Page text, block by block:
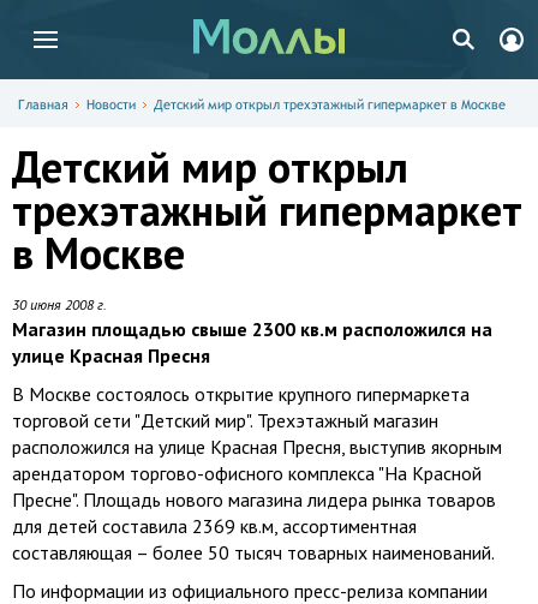
Главная Новости Детский мир открыл трехэтажный гипермаркет в Москве
Детский мир открыл
трехэтажный гипермаркет
в Москве
30 июня 2008 г.
Магазин площадью свыше 2300 кв.м расположился на
улице Красная Пресня
В Москве состоялось открытие крупного гипермаркета
торговой сети "Детский мир". Трехэтажный магазин
расположился на улице Красная Пресня, выступив якорным
арендатором торгово-офисного комплекса "На Красной
Пресне". Площадь нового магазина лидера рынка товаров
для детей составила 2369 кв.м, ассортиментная
составляющая – более 50 тысяч товарных наименований.
По информации из официального пресс-релиза компании